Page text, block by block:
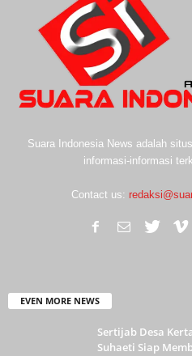
Suara Indonesia News adalah
informasi-informasi
Contact us:
EVEN MORE NEWS
Sertijab Desa
Suhaeti Siap